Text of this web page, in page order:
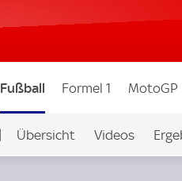
Fußball Formel 1 MotoGP
Übersicht Videos